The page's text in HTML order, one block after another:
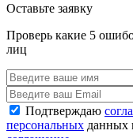
Оставьте заявку
Проверь какие 5
лиц
Подтверждаю
персональных данных